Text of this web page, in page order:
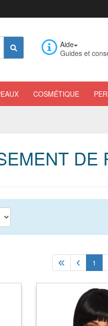
Aide
Guides et
COSMÉTIQUE
DE
1